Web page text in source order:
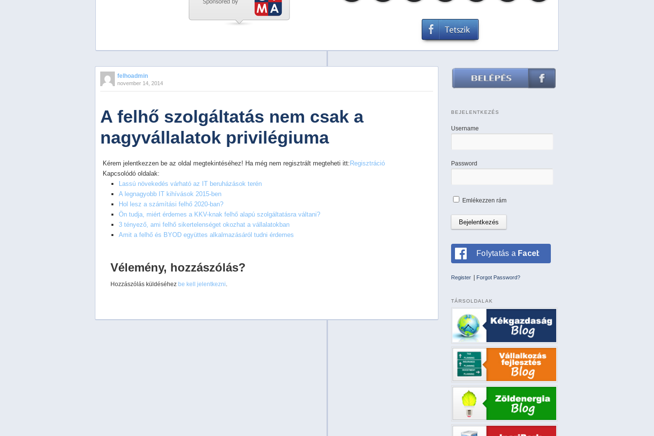
PreviousNextStop
2
felhoadmin
november 14, 2014
A felhő szolgáltatás nem csak a
nagyvállalatok privilégiuma
Kérem jelentkezzen be az oldal megtekintéséhez! Ha még nem regisztrált megteheti itt:Regisztráció
Kapcsolódó oldalak:
Lassú növekedés várható az IT beruházások terén
A legnagyobb IT kihívások 2015-ben
Hol lesz a számítási felhő 2020-ban?
Ön tudja, miért érdemes a KKV-knak felhő alapú szolgáltatásra váltani?
3 tényező, ami felhő sikertelenséget okozhat a vállalatokban
Amit a felhő és BYOD együttes alkalmazásáról tudni érdemes
Vélemény, hozzászólás?
Hozzászólás küldéséhez be kell jelentkezni.
BEJELENTKEZÉS
Username
Password
Emlékezzen rám
Folytatás a Facebookkal
Register Forgot Password?
TÁRSOLDALAK